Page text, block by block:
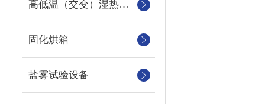
高低温（交变）湿热试验箱
固化烘箱
盐雾试验设备